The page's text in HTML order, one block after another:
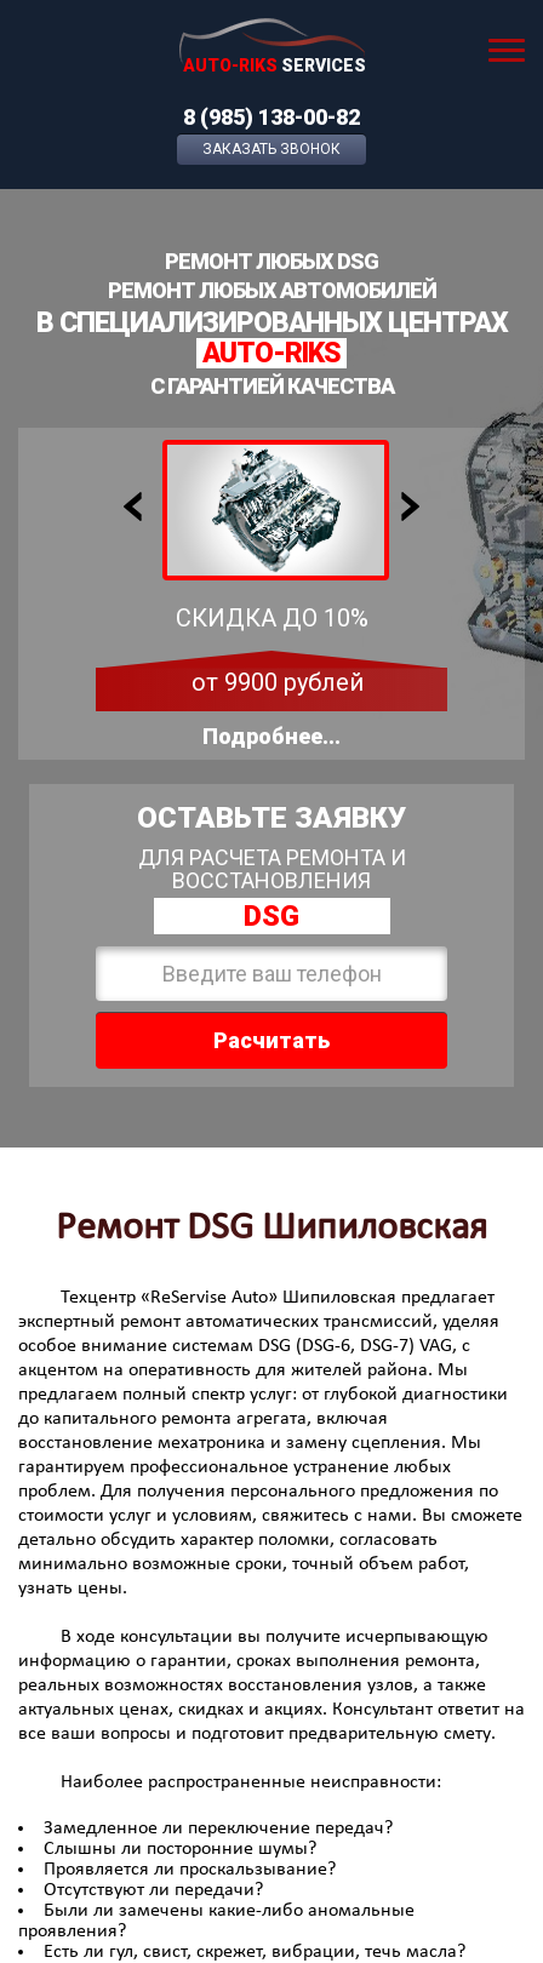
AUTO-RIKS SERVICES
8 (985) 138-00-82
ЗАКАЗАТЬ ЗВОНОК
РЕМОНТ ЛЮБЫХ DSG
РЕМОНТ ЛЮБЫХ АВТОМОБИЛЕЙ
В СПЕЦИАЛИЗИРОВАННЫХ ЦЕНТРАХ
AUTO-RIKS
С ГАРАНТИЕЙ КАЧЕСТВА
СКИДКА ДО 10%
от 9900 рублей
Подробнее...
ОСТАВЬТЕ ЗАЯВКУ
ДЛЯ РАСЧЕТА РЕМОНТА И
ВОССТАНОВЛЕНИЯ
DSG
Расчитать
Ремонт DSG Шипиловская
Техцентр «ReServise Auto» Шипиловская предлагает
экспертный ремонт автоматических трансмиссий, уделяя
особое внимание системам DSG (DSG-6, DSG-7) VAG, с
акцентом на оперативность для жителей района. Мы
предлагаем полный спектр услуг: от глубокой диагностики
до капитального ремонта агрегата, включая
восстановление мехатроника и замену сцепления. Мы
гарантируем профессиональное устранение любых
проблем. Для получения персонального предложения по
стоимости услуг и условиям, свяжитесь с нами. Вы сможете
детально обсудить характер поломки, согласовать
минимально возможные сроки, точный объем работ,
узнать цены.
В ходе консультации вы получите исчерпывающую
информацию о гарантии, сроках выполнения ремонта,
реальных возможностях восстановления узлов, а также
актуальных ценах, скидках и акциях. Консультант ответит на
все ваши вопросы и подготовит предварительную смету.
Наиболее распространенные неисправности:
Замедленное ли переключение передач?
Слышны ли посторонние шумы?
Проявляется ли проскальзывание?
Отсутствуют ли передачи?
Были ли замечены какие-либо аномальные
проявления?
Есть ли гул, свист, скрежет, вибрации, течь масла?